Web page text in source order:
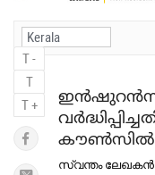
T -
T
T +
കൗൺസിൽ
സ്വന്തം ലേഖകൻ